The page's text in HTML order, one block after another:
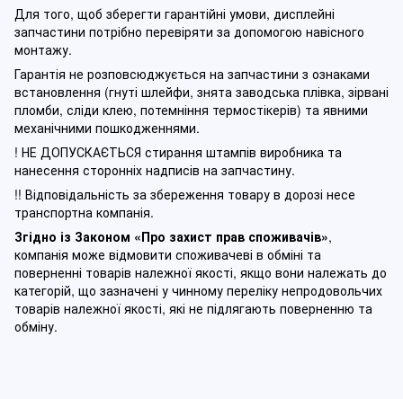
Для того, щоб зберегти гарантійні умови, дисплейні
запчастини потрібно перевіряти за допомогою навісного
монтажу.
Гарантія не розповсюджується на запчастини з ознаками
встановлення (гнуті шлейфи, знята заводська плівка, зірвані
пломби, сліди клею, потемніння термостікерів) та явними
механічними пошкодженнями.
! НЕ ДОПУСКАЄТЬСЯ стирання штампів виробника та
нанесення сторонніх надписів на запчастину.
!! Відповідальність за збереження товару в дорозі несе
транспортна компанія.
Згідно із Законом «Про захист прав споживачів»,
компанія може відмовити споживачеві в обміні та
поверненні товарів належної якості, якщо вони належать до
категорій, що зазначені у чинному переліку непродовольчих
товарів належної якості, які не підлягають поверненню та
обміну.